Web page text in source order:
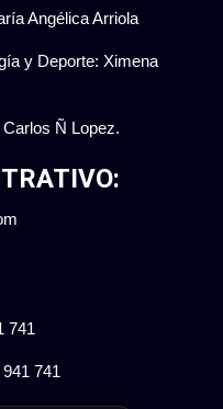
Angélica Arriola
y Deporte: Ximena
Ñ Lopez.
741
741